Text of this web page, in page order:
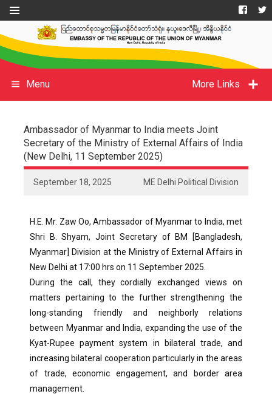
More Links
Menu
Ambassador of Myanmar to India meets Joint
Secretary of the Ministry of External Affairs of India
(New Delhi, 11 September 2025)
September 18, 2025 ME Delhi Political Division
H.E. Mr. Zaw Oo, Ambassador of Myanmar to India, met
Shri B. Shyam, Joint Secretary of BM [Bangladesh,
Myanmar] Division at the Ministry of External Affairs in
New Delhi at 17:00 hrs on 11 September 2025.
During the call, they cordially exchanged views on
matters pertaining to the further strengthening the
long-standing friendly and neighborly relations
between Myanmar and India, expanding the use of the
Kyat-Rupee payment system in bilateral trade, and
increasing bilateral cooperation particularly in the areas
of trade, economic engagement, and border area
management.